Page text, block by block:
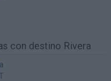
con destino Rivera